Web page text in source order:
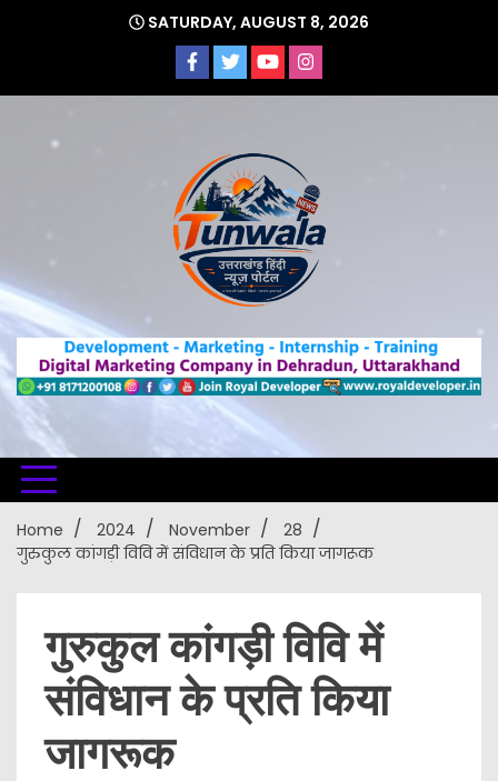
SATURDAY, AUGUST 8, 2026
Uttarakhand Hindi News Portal
Home 2024 November
28
गुरुकुल कांगड़ी विवि में संविधान के प्रति किया जागरूक
गुरुकुल कांगड़ी विवि में
संविधान के प्रति किया
जागरूक